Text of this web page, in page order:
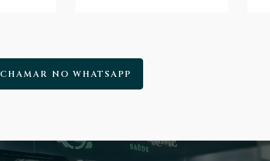
CHAMAR NO WHATSAPP